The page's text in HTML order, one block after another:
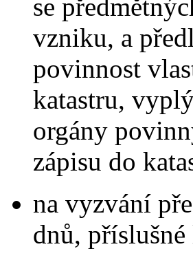
se
vzniku, a
povinnost
katastru,
orgány
zápisu do
na vyzvání
dnů,